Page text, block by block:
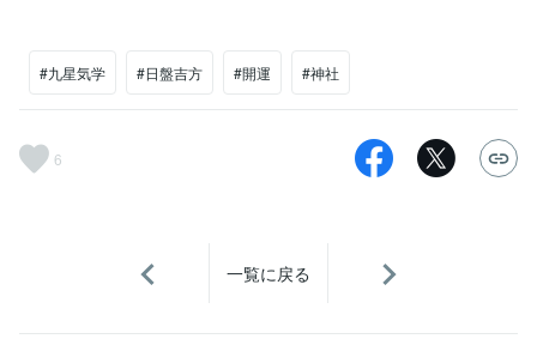
#九星気学 #日盤吉方 #開運 #神社
6
一覧に戻る